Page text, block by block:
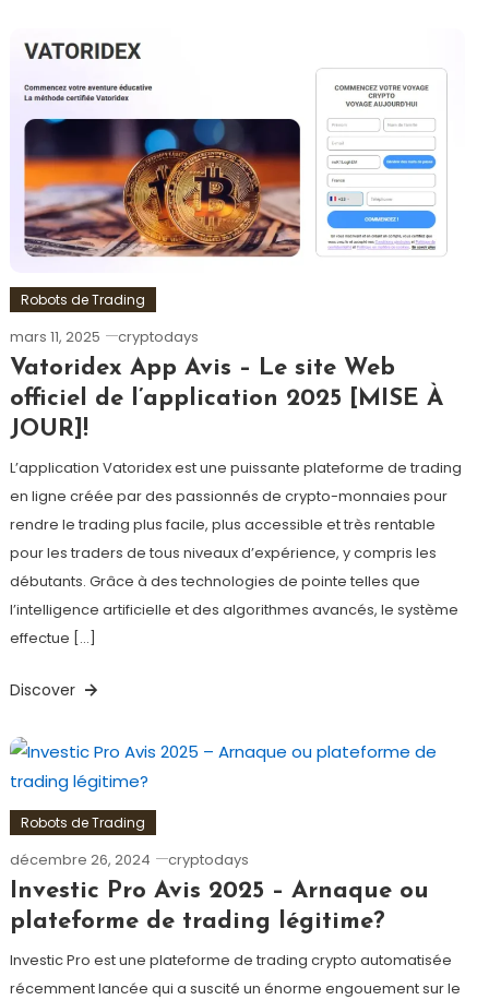
Robots de Trading
mars 11, 2025 cryptodays
Vatoridex App Avis – Le site Web
officiel de l’application 2025 [MISE À
JOUR]!
L’application Vatoridex est une puissante plateforme de trading
en ligne créée par des passionnés de crypto-monnaies pour
rendre le trading plus facile, plus accessible et très rentable
pour les traders de tous niveaux d’expérience, y compris les
débutants. Grâce à des technologies de pointe telles que
l’intelligence artificielle et des algorithmes avancés, le système
effectue […]
Discover
Robots de Trading
décembre 26, 2024 cryptodays
Investic Pro Avis 2025 – Arnaque ou
plateforme de trading légitime?
Investic Pro est une plateforme de trading crypto automatisée
récemment lancée qui a suscité un énorme engouement sur le